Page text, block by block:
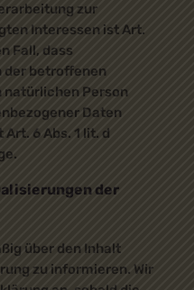
zur
Interessen ist Art.
Fall, dass
der betroffenen
natürlichen Person
Daten
6 Abs. 1 lit. d
der
über den Inhalt
zu informieren. Wir